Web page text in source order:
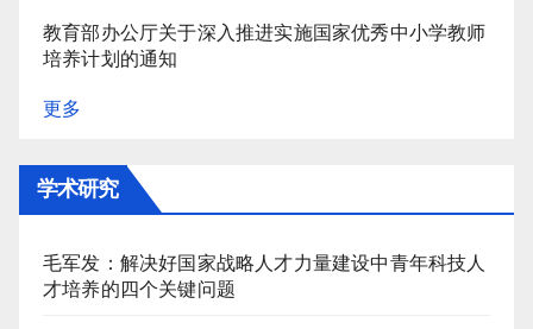
教育部办公厅关于深入推进实施国家优秀中小学教师
培养计划的通知
更多
学术研究
毛军发：解决好国家战略人才力量建设中青年科技人
才培养的四个关键问题